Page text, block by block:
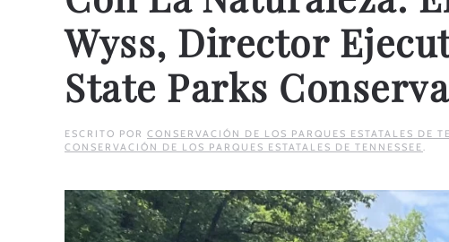
Wyss, Director
State Parks
ESCRITO POR CONSERVACIÓN DE LOS PARQUES ESTATALES DE
CONSERVACIÓN DE LOS PARQUES ESTATALES DE TENNESSEE.